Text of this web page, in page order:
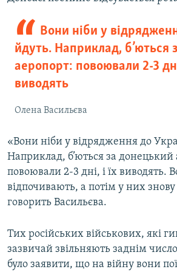
Вони ніби у
йдуть. Наприклад, б’ються
аеропорт: повоювали 2-3
виводять
Олена Васильєва
«Вони ніби у відрядження до
Наприклад, б’ються за донецький
повоювали 2-3 дні, і їх виводять.
відпочивають, а потім у них
говорить Васильєва.
Тих російських військових, які
зазвичай звільняють заднім
було заявити, що на війну вони